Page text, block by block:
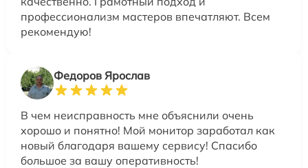
профессионализм мастеров впечатляют. Всем
рекомендую!
Федоров Ярослав
В чем неисправность мне объяснили очень
хорошо и понятно! Мой монитор заработал как
новый благодаря вашему сервису! Спасибо
большое за вашу оперативность!